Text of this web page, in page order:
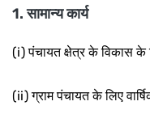
1. सामान्य कार्य
(i) पंचायत क्षेत्र के विकास के
(ii) ग्राम पंचायत के लिए